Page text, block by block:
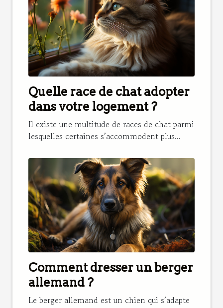
Quelle race de chat adopter
dans votre logement ?
Il existe une multitude de races de chat parmi
lesquelles certaines s’accommodent plus...
Comment dresser un berger
allemand ?
Le berger allemand est un chien qui s’adapte